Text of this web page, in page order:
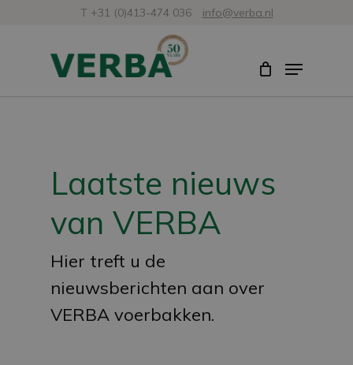
T +31 (0)413-474 036 info@verba.nl
Menu
Laatste nieuws
van VERBA
Hier treft u de
nieuwsberichten aan over
VERBA voerbakken.